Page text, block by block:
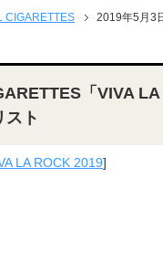
CIGARETTES
2019年5月3
「VIVA
スト
LA ROCK 2019]